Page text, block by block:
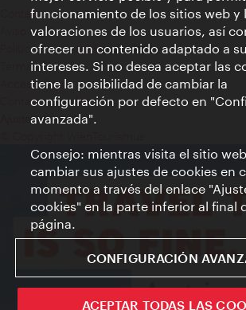
Contacto
Aviso legal
Política de privacidad de datos
Terms of Use
Accesibilidad
Contacto para la prensa
Ajustes de cookie
funcionamiento de los sitios web y
valoraciones de los usuarios, así
ofrecer un contenido adaptado a
intereses. Si no desea aceptar las
tiene la posibilidad de cambiar la
configuración por defecto en
avanzada".
Consejo: mientras visita el sitio
cambiar sus ajustes de cookies en
momento a través del enlace
cookies" en la parte inferior al final
página.
CONFIGURACIÓN
ACEPTAR TODAS LAS